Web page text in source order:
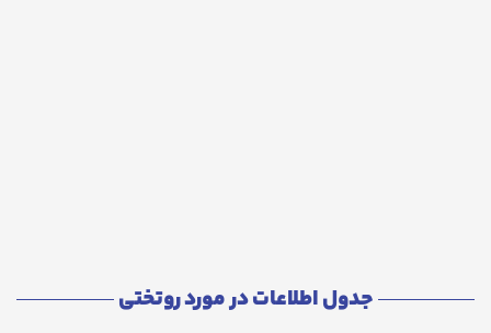
جدول اطلاعات در مورد روتختی